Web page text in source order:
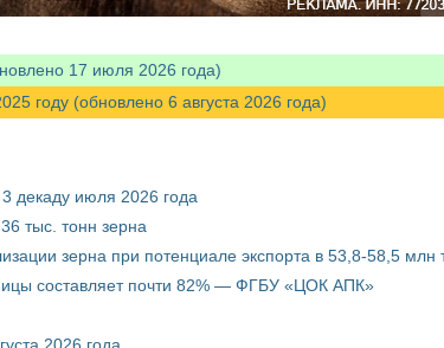
17 июля 2026 года)
году (обновлено 6 августа 2026 года)
3 декаду июля 2026 года
тыс. тонн зерна
зерна при потенциале экспорта в 53,8-58,5 млн
составляет почти 82% — ФГБУ «ЦОК АПК»